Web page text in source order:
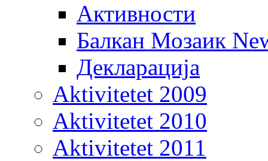
Активности
Балкан Мозаик
Декларација
Aktivitetet 2009
Aktivitetet 2010
Aktivitetet 2011